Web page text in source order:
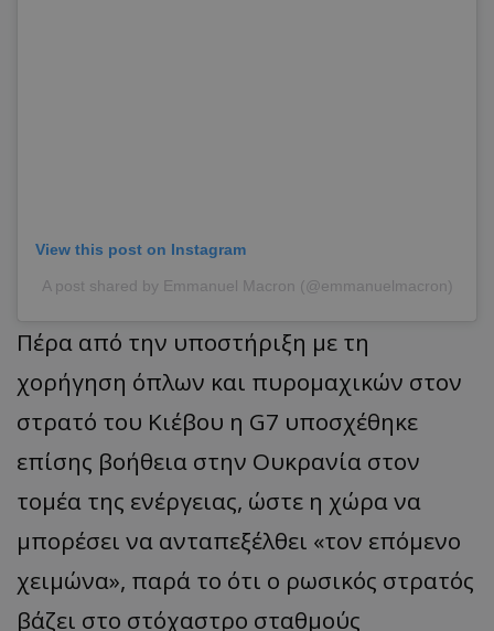
View this post on Instagram
A post shared by Emmanuel Macron (@emmanuelmacron)
Πέρα από την υποστήριξη με τη
χορήγηση όπλων και πυρομαχικών στον
στρατό του Κιέβου η G7 υποσχέθηκε
επίσης βοήθεια στην Ουκρανία στον
τομέα της ενέργειας, ώστε η χώρα να
μπορέσει να ανταπεξέλθει «τον επόμενο
χειμώνα», παρά το ότι ο ρωσικός στρατός
βάζει στο στόχαστρο σταθμούς